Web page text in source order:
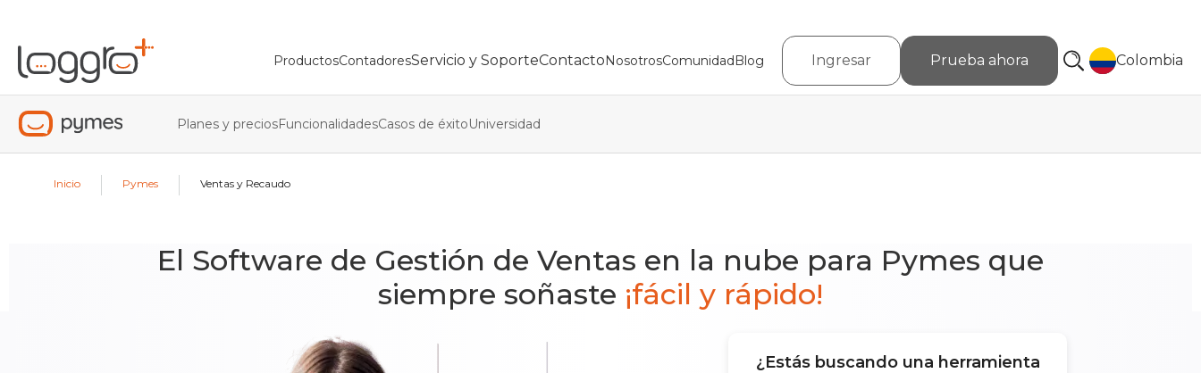
ProductosContadoresServicio y SoporteContactoNosotrosComunidadBlog Ingresar Prueba ahora Colombia
Planes y preciosFuncionalidadesCasos de éxitoUniversidad
Inicio | Pymes | Ventas y Recaudo
El Software de Gestión de Ventas en la nube para Pymes que
siempre soñaste ¡fácil y rápido!
¿Estás buscando una herramienta